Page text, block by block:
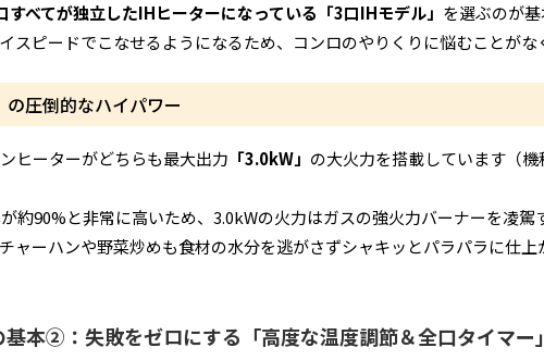
すべてが独立したIHヒーターになっている「3口IHモデル」 を選ぶのが
スピードでこなせるようになるため、コンロのやりくりに悩むことがな
圧倒的なハイパワー
ヒーターがどちらも最大出力 「3.0kW」 の大火力を搭載しています（
約90%と非常に高いため、3.0kWの火力はガスの強火力バーナーを凌駕
ャーハンや野菜炒めも食材の水分を逃がさずシャキッとパラパラに仕上
本②：失敗をゼロにする「高度な温度調節＆全口タイマー」